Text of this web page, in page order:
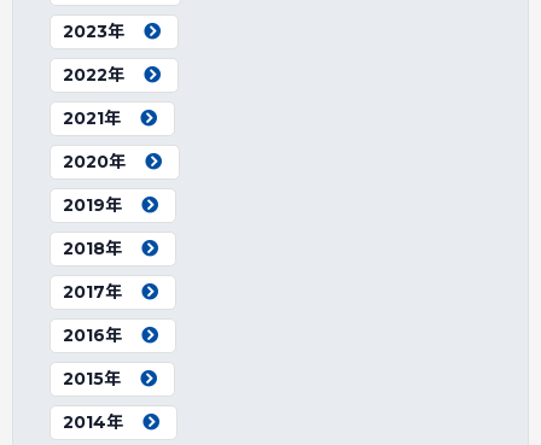
2023年
2022年
2021年
2020年
2019年
2018年
2017年
2016年
2015年
2014年